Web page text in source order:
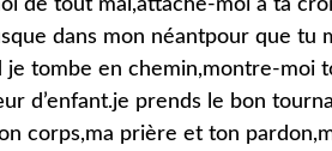
de tout mal,attache-moi à ta
dans mon néantpour que tu
tombe en chemin,montre-moi
d’enfant.je prends le bon
corps,ma prière et ton